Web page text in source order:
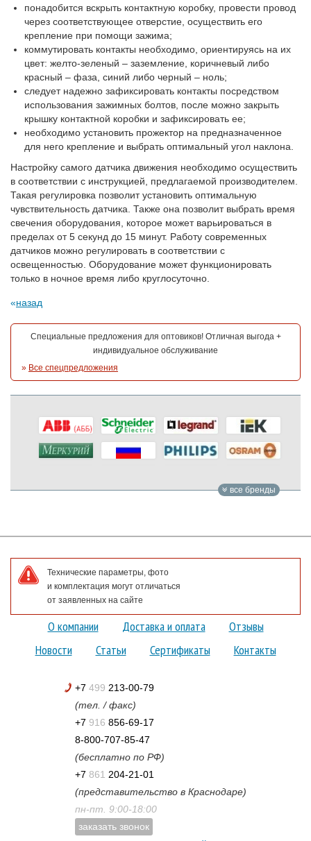
понадобится вскрыть контактную коробку, провести провод
через соответствующее отверстие, осуществить его
крепление при помощи зажима;
коммутировать контакты необходимо, ориентируясь на их
цвет: желто-зеленый – заземление, коричневый либо
красный – фаза, синий либо черный – ноль;
следует надежно зафиксировать контакты посредством
использования зажимных болтов, после можно закрыть
крышку контактной коробки и зафиксировать ее;
необходимо установить прожектор на предназначенное
для него крепление и выбрать оптимальный угол наклона.
Настройку самого датчика движения необходимо осуществить
в соответствии с инструкцией, предлагаемой производителем.
Такая регулировка позволит установить оптимальную
чувствительность датчика. Также она позволит выбрать время
свечения оборудования, которое может варьироваться в
пределах от 5 секунд до 15 минут. Работу современных
датчиков можно регулировать в соответствии с
освещенностью. Оборудование может функционировать
только в ночное время либо круглосуточно.
назад
Специальные предложения для оптовиков! Отличная выгода +
индивидуальное обслуживание
» Все спецпредложения
все бренды
Технические параметры, фото
и комплектация могут отличаться
от заявленных на сайте
О компании Доставка и оплата
Отзывы
Новости
Статьи Сертификаты Контакты
+7 499 213-00-79
(тел. / факс)
+7 916 856-69-17
8-800-707-85-47
(бесплатно по РФ)
+7 861 204-21-01
(представительство в Краснодаре)
пн-пт. 9:00-18:00
заказать звонок